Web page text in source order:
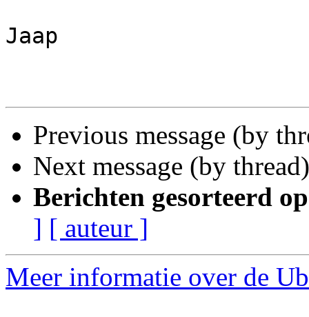
Jaap
Previous message (by
Next message (by
Berichten gesorteerd
] [ auteur ]
Meer informatie over de